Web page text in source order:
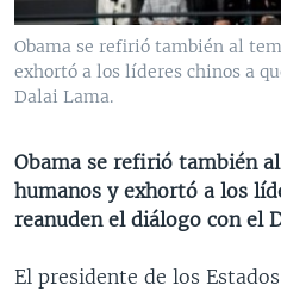
VENEZUELA
BRASIL
NICARAGUA
ECONOMÍA
ENTRETENIMIENTO Y
TECNOLOGÍA
CIENCIA Y SALUD
MULTIMEDIA
VIDEOS
FOTOGRAFÍA
PROGRAMAS TV
EL MUNDO AL DÍA
FORO INTERAMERICANO
VISIÓN 360
PANORAMA
RADIO
AVANCE INFORMATIVO
AUDIONOTICIAS
BUENOS DÍAS AMÉRICA
ESTADOS UNIDOS AL DÍA
DIRECT
DOCUMENTALES DE LA VOA
Obama se refirió también al
exhortó a los líderes chinos a
Dalai Lama.
Obama se refirió también
humanos y exhortó a los
reanuden el diálogo con el
El presidente de los